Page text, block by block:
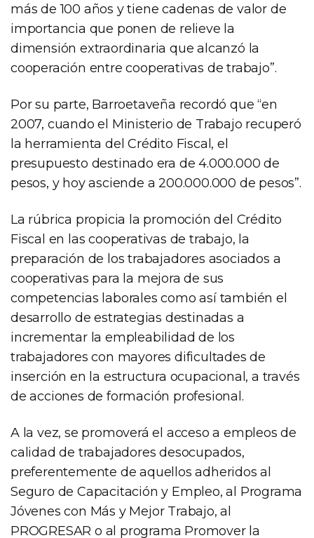
más de 100 años y tiene cadenas de valor de
importancia que ponen de relieve la
dimensión extraordinaria que alcanzó la
cooperación entre cooperativas de trabajo”.
Por su parte, Barroetaveña recordó que “en
2007, cuando el Ministerio de Trabajo recuperó
la herramienta del Crédito Fiscal, el
presupuesto destinado era de 4.000.000 de
pesos, y hoy asciende a 200.000.000 de pesos”.
La rúbrica propicia la promoción del Crédito
Fiscal en las cooperativas de trabajo, la
preparación de los trabajadores asociados a
cooperativas para la mejora de sus
competencias laborales como así también el
desarrollo de estrategias destinadas a
incrementar la empleabilidad de los
trabajadores con mayores dificultades de
inserción en la estructura ocupacional, a través
de acciones de formación profesional.
A la vez, se promoverá el acceso a empleos de
calidad de trabajadores desocupados,
preferentemente de aquellos adheridos al
Seguro de Capacitación y Empleo, al Programa
Jóvenes con Más y Mejor Trabajo, al
PROGRESAR o al programa Promover la